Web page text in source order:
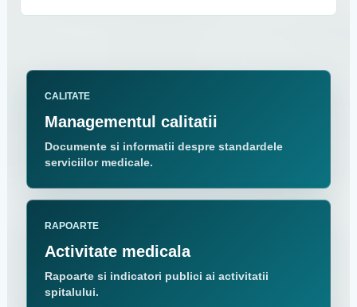
CALITATE
Managementul calitatii
Documente si informatii despre standardele
serviciilor medicale.
RAPOARTE
Activitate medicala
Rapoarte si indicatori publici ai activitatii
spitalului.